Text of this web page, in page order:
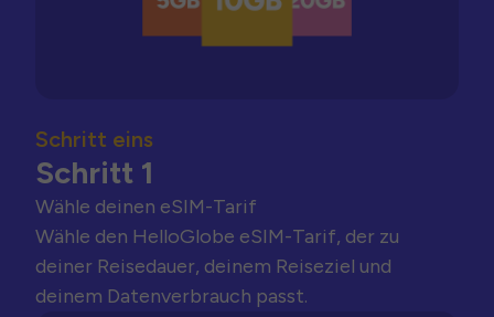
Schritt eins
Schritt 1
Wähle deinen eSIM-Tarif
Wähle den HelloGlobe eSIM-Tarif, der zu
deiner Reisedauer, deinem Reiseziel und
deinem Datenverbrauch passt.